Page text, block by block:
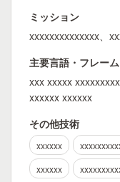
ミッション
xxxxxxxxxxxxxx、
主要言語・フレー
xxx xxxxx
xxxxxx xxxxxx
その他技術
xxxxxx
xxxxxx